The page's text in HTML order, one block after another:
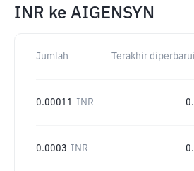
INR ke AIGENSYN
Jumlah Terakhir
0.00011 INR
0.0003 INR